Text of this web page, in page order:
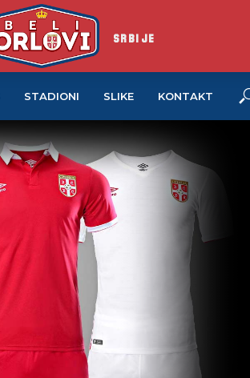
SRBIJE
STADIONI SLIKE KONTAKT